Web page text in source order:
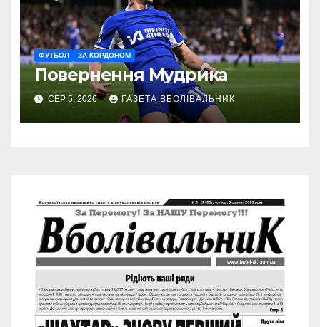
ФУТБОЛ ЗА КОРДОНОМ
Повернення Мудрика
СЕР 5, 2026 ГАЗЕТА ВБОЛІВАЛЬНИК